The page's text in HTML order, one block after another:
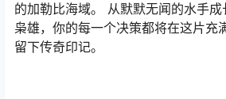
的加勒比海域。 从默默无闻的水手
枭雄，你的每一个决策都将在这片充
留下传奇印记。